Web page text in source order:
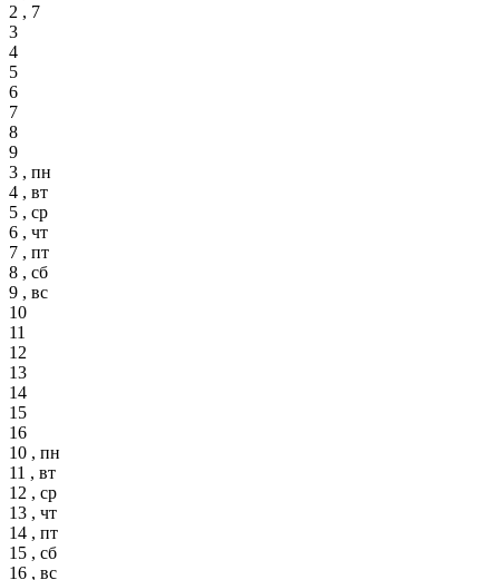
2 , 7
3
4
5
6
7
8
9
3 , пн
4 , вт
5 , ср
6 , чт
7 , пт
8 , сб
9 , вс
10
11
12
13
14
15
16
10 , пн
11 , вт
12 , ср
13 , чт
14 , пт
15 , сб
16 , вс